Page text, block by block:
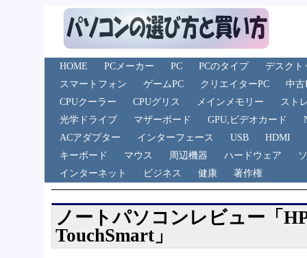
HOME PCメーカー PC PCのタイプ
デスクト
スマートフォン
ゲームPC クリエイターPC
中古
CPUクーラー
CPUグリス メインメモリー
スト
光学ドライブ
マザーボード GPU,ビデオカード
ACアダプター
インターフェース USB
HDMI
キーボード
マウス 周辺機器 ハードウェア
インターネット
ビジネス 健康 著作権
ノートパソコンレビュー「
TouchSmart」